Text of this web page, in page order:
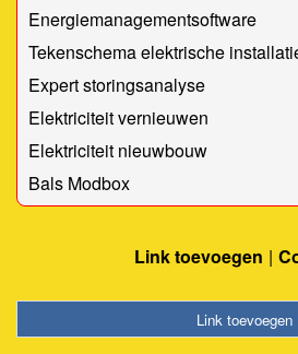
Energiemanagementsoftware
Tekenschema elektrische
Expert storingsanalyse
Elektriciteit vernieuwen
Elektriciteit nieuwbouw
Bals Modbox
Link toevoegen
Link toevoegen